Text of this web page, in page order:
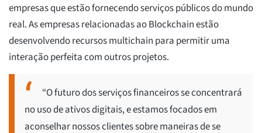
empresas que estão fornecendo serviços públicos do mundo
real. As empresas relacionadas ao Blockchain estão
desenvolvendo recursos multichain para permitir uma
interação perfeita com outros projetos.
“O futuro dos serviços financeiros se concentrará
no uso de ativos digitais, e estamos focados em
aconselhar nossos clientes sobre maneiras de se